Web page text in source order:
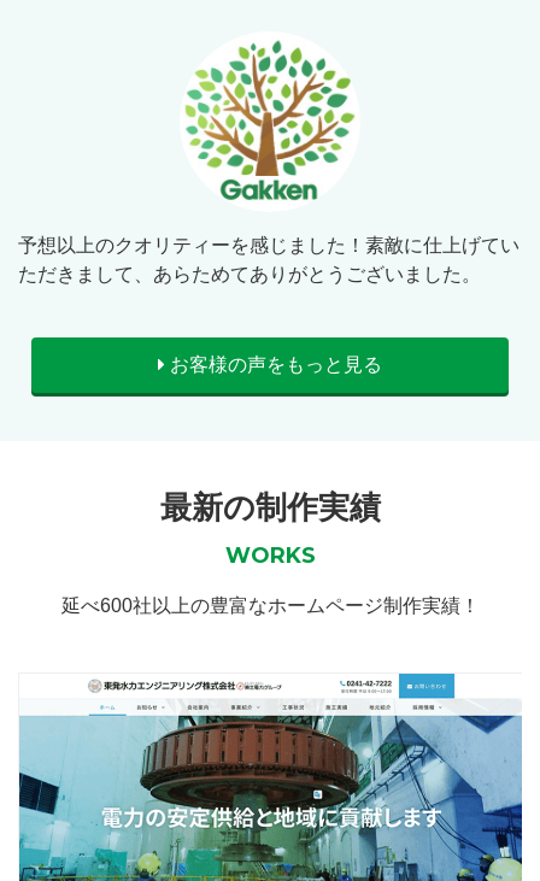
予想以上のクオリティーを感じました！素敵に仕上げてい
ただきまして、あらためてありがとうございました。
お客様の声をもっと見る
最新の制作実績
WORKS
延べ600社以上の豊富なホームページ制作実績！